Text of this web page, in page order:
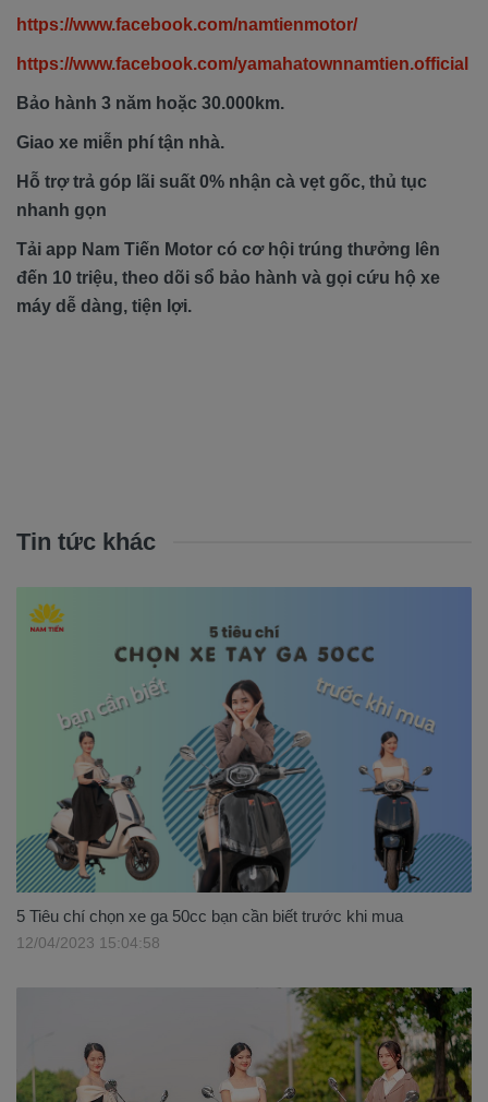
https://www.facebook.com/namtienmotor/
https://www.facebook.com/yamahatownnamtien.official
Bảo hành 3 năm hoặc 30.000km.
Giao xe miễn phí tận nhà.
Hỗ trợ trả góp lãi suất 0% nhận cà vẹt gốc, thủ tục
nhanh gọn
Tải app Nam Tiến Motor có cơ hội trúng thưởng lên
đến 10 triệu, theo dõi sổ bảo hành và gọi cứu hộ xe
máy dễ dàng, tiện lợi.
Tin tức khác
5 Tiêu chí chọn xe ga 50cc bạn cần biết trước khi mua
12/04/2023 15:04:58